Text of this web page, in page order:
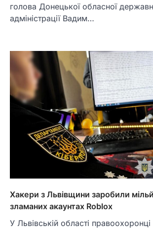
голова Донецької обласної
адміністрації Вадим…
Хакери з Львівщини заробили
зламаних акаунтах Roblox
У Львівській області